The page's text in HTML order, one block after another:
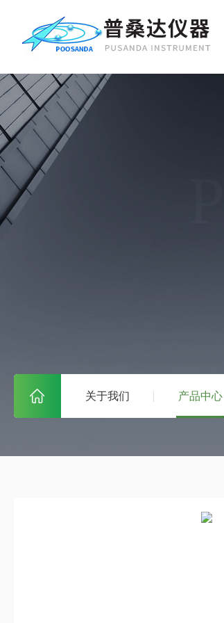
关于我们 产品中心